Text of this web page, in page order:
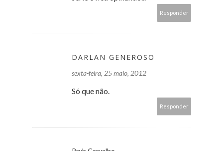
Responder
DARLAN GENEROSO
sexta-feira, 25 maio, 2012
Só que não.
Responder